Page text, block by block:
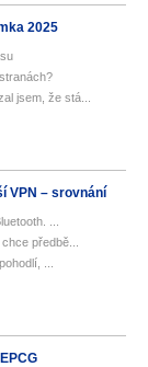
2025
jsem, že stá...
VPN – srovnání
...
předbě...
...